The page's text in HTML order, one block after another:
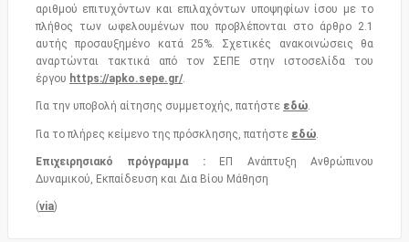
αριθμού επιτυχόντων και επιλαχόντων υποψηφίων ίσου με το
πλήθος των ωφελουμένων που προβλέπονται στο άρθρο 2.1
αυτής προσαυξημένο κατά 25%. Σχετικές ανακοινώσεις θα
αναρτώνται τακτικά από τον ΣΕΠΕ στην ιστοσελίδα του
έργου https://apko.sepe.gr/.
Για την υποβολή αίτησης συμμετοχής, πατήστε εδώ.
Για το πλήρες κείμενο της πρόσκλησης, πατήστε εδώ
Επιχειρησιακό πρόγραμμα :
ΕΠ Ανάπτυξη Ανθρώπινου
Δυναμικού, Εκπαίδευση και Δια Βίου Μάθηση
(via)